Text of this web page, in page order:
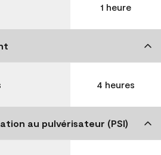
1 heure
4 heures
au pulvérisateur (PSI)